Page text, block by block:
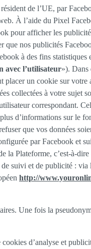
de l’UE, par
À l’aide du Pixel
pour afficher les
nos publicités
à des fins statistiques
avec l’utilisateur»). Dans
un cookie sur votre
collectées à votre sujet
correspondant.
d’informations sur le
que vos données
par Facebook et
la Plateforme, c’est-à-
de suivi et de publicité :
http://
Une fois la
d’analyse et